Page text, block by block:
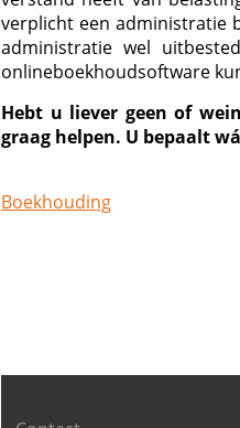
verplicht een administratie
administratie wel
onlineboekhoudsoftware
Hebt u liever geen of
graag helpen. U bepaalt
Boekhouding